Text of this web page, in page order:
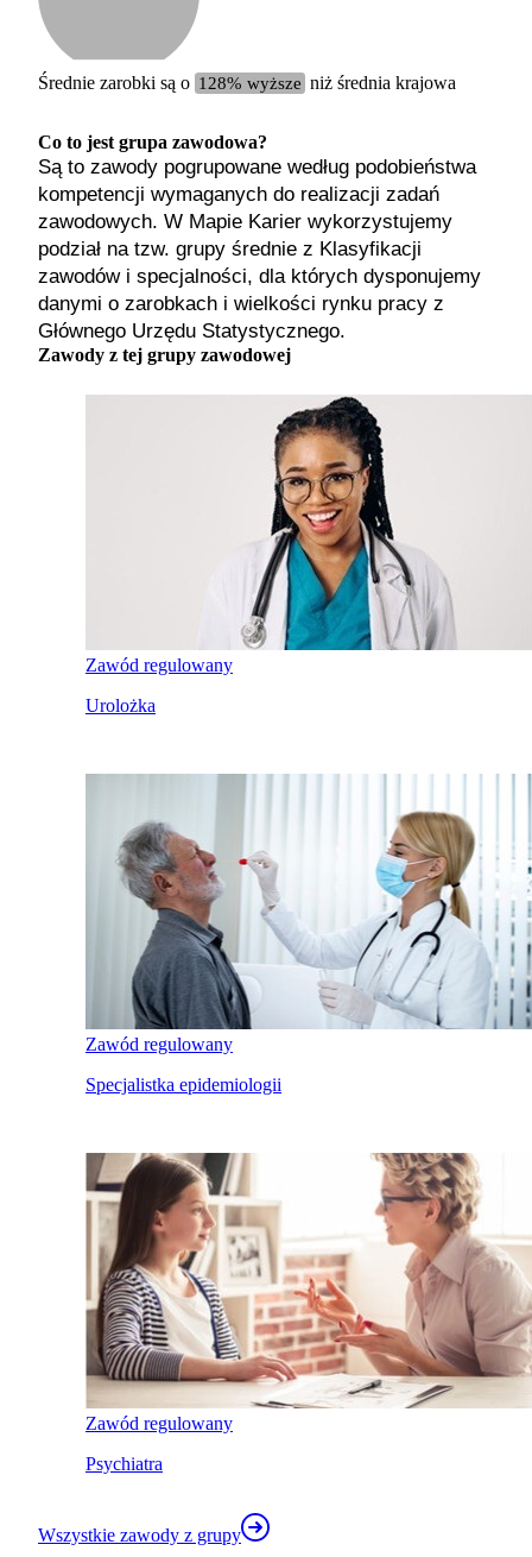
średnie
Średnie zarobki są o 128% wyższe niż średnia krajowa
Co to jest grupa zawodowa?
Są to zawody pogrupowane według podobieństwa
kompetencji wymaganych do realizacji zadań
zawodowych. W Mapie Karier wykorzystujemy
podział na tzw. grupy średnie z Klasyfikacji
zawodów i specjalności, dla których dysponujemy
danymi o zarobkach i wielkości rynku pracy z
Głównego Urzędu Statystycznego.
Zawody z tej grupy zawodowej
Zawód regulowany
Urolożka
Zawód regulowany
Specjalistka epidemiologii
Zawód regulowany
Psychiatra
Wszystkie zawody z grupy